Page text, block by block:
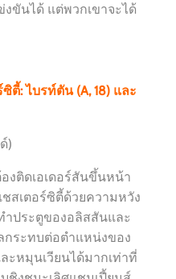
ขันได้ แต่พวกเขาจะได้
ตี้: ไบรท์ตัน (A, 18) และ
)
งติดเอเดอร์สันขึ้นหน้า
สเตอร์ซิตี้ด้วยความหวัง
ำประตูของอลิสสันและ
กระทบต่อตำแหน่งของ
ะหมุนเวียนได้มากเท่าที่